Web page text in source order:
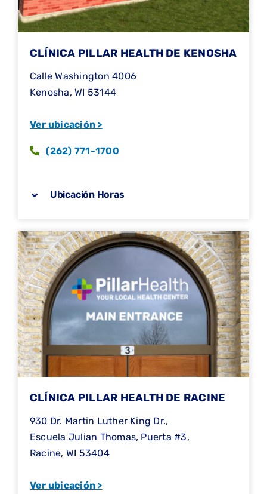
CLÍNICA PILLAR HEALTH DE KENOSHA
Calle Washington 4006
Kenosha, WI 53144
Ver ubicación >
(262) 771-1700
Ubicación Horas
CLÍNICA PILLAR HEALTH DE RACINE
930 Dr. Martin Luther King Dr.,
Escuela Julian Thomas, Puerta #3,
Racine, WI 53404
Ver ubicación >